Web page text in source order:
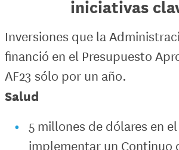
iniciativas
Inversiones que la
financió en el Presupuesto
AF23 sólo por un año.
Salud
5 millones de dólares en el
implementar un Continuo